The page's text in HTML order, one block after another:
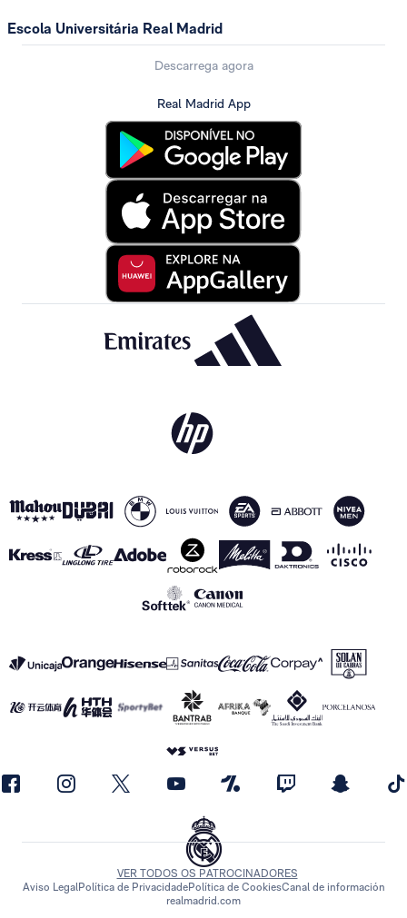
Escola Universitária Real Madrid
Descarrega agora
Real Madrid App
VER TODOS OS PATROCINADORES
Aviso LegalPolítica de PrivacidadePolítica de CookiesCanal de información
realmadrid.com